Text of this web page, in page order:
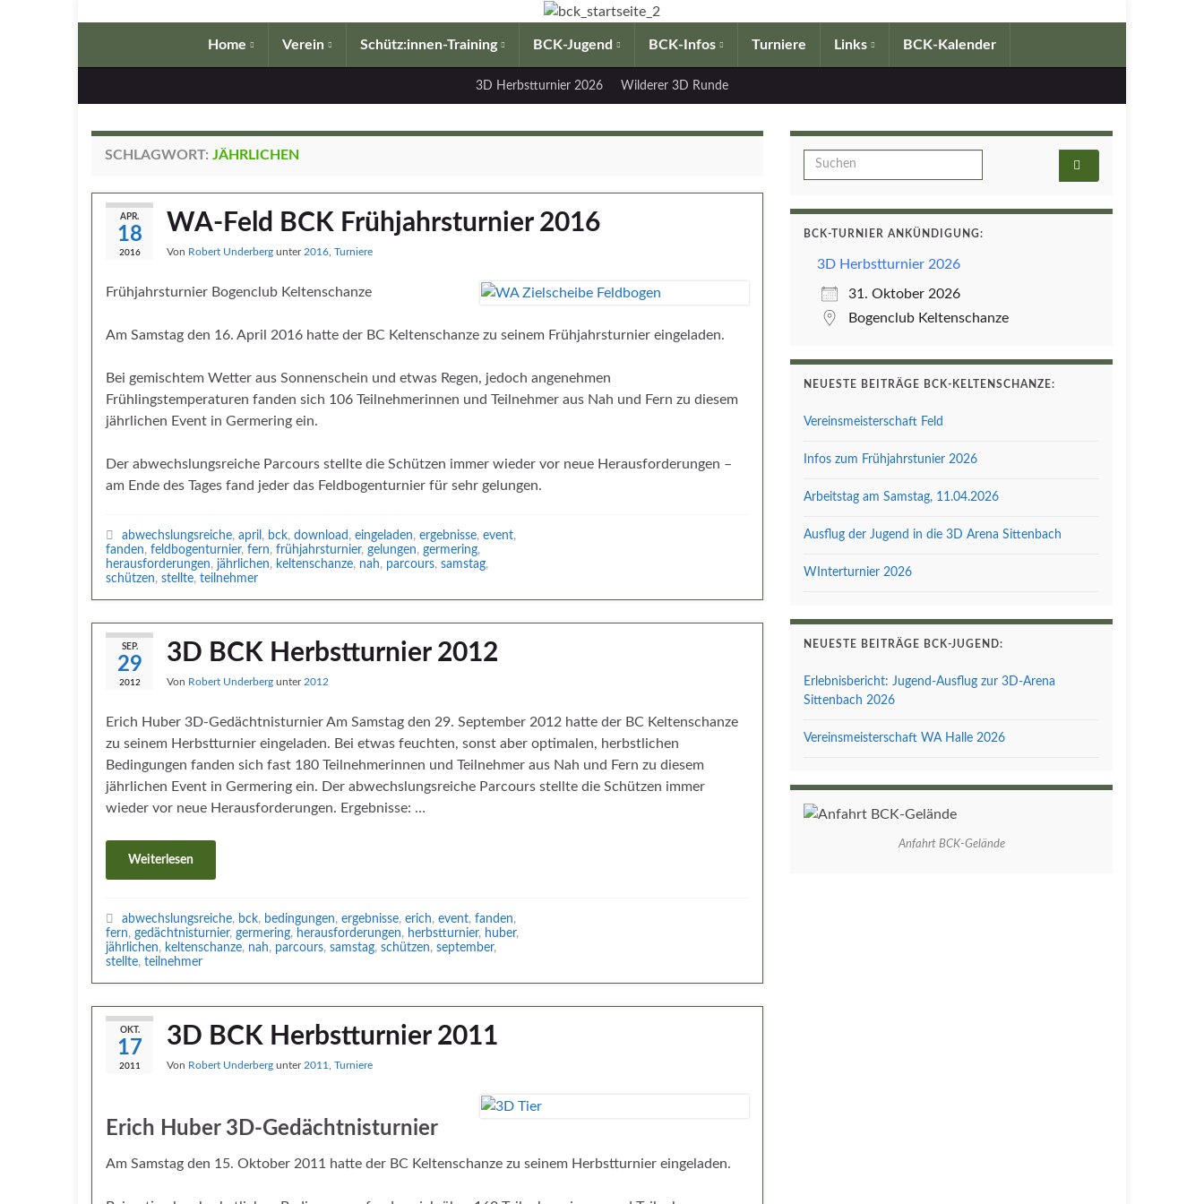
Home Verein Schütz:innen-Training BCK-Jugend BCK-Infos Turniere Links BCK-Kalender
3D Herbstturnier 2026 Wilderer 3D Runde
SCHLAGWORT: JÄHRLICHEN
APR.
18
2016
WA-Feld BCK Frühjahrsturnier 2016
Von Robert Underberg unter 2016 Turniere
Frühjahrsturnier Bogenclub Keltenschanze
Am Samstag den 16. April 2016 hatte der BC Keltenschanze zu seinem Frühjahrsturnier eingeladen.
Bei gemischtem Wetter aus Sonnenschein und etwas Regen, jedoch angenehmen
Frühlingstemperaturen fanden sich 106 Teilnehmerinnen und Teilnehmer aus Nah und Fern zu diesem
jährlichen Event in Germering ein.
Der abwechslungsreiche Parcours stellte die Schützen immer wieder vor neue Herausforderungen –
am Ende des Tages fand jeder das Feldbogenturnier für sehr gelungen.
abwechslungsreiche, april , bck, download , eingeladen, ergebnisse, event,
fanden, feldbogenturnier, fern, frühjahrsturnier, gelungen, germering,
herausforderungen, jährlichen, keltenschanze, nah, parcours, samstag,
schützen, stellte, teilnehmer
SEP.
29
2012
3D BCK Herbstturnier 2012
Von Robert Underberg unter 2012
Erich Huber 3D-Gedächtnisturnier Am Samstag den 29. September 2012 hatte der BC Keltenschanze
zu seinem Herbstturnier eingeladen. Bei etwas feuchten, sonst aber optimalen, herbstlichen
Bedingungen fanden sich fast 180 Teilnehmerinnen und Teilnehmer aus Nah und Fern zu diesem
jährlichen Event in Germering ein. Der abwechslungsreiche Parcours stellte die Schützen immer
wieder vor neue Herausforderungen. Ergebnisse: …
Weiterlesen
abwechslungsreiche, bck, bedingungen, ergebnisse, erich, event, fanden,
fern, gedächtnisturnier, germering, herausforderungen, herbstturnier, huber,
jährlichen, keltenschanze, nah, parcours, samstag, schützen, september,
stellte, teilnehmer
OKT.
17
2011
3D BCK Herbstturnier 2011
Von Robert Underberg unter 2011 Turniere
Erich Huber 3D-Gedächtnisturnier
Am Samstag den 15. Oktober 2011 hatte der BC Keltenschanze zu seinem Herbstturnier eingeladen.
Search for:
BCK-TURNIER ANKÜNDIGUNG:
3D Herbstturnier 2026
31. Oktober 2026
Bogenclub Keltenschanze
NEUESTE BEITRÄGE BCK-KELTENSCHANZE:
Vereinsmeisterschaft Feld
Infos zum Frühjahrstunier 2026
Arbeitstag am Samstag, 11.04.2026
Ausflug der Jugend in die 3D Arena Sittenbach
WInterturnier 2026
NEUESTE BEITRÄGE BCK-JUGEND:
Erlebnisbericht: Jugend-Ausflug zur 3D-Arena
Sittenbach 2026
Vereinsmeisterschaft WA Halle 2026
Anfahrt BCK-Gelände